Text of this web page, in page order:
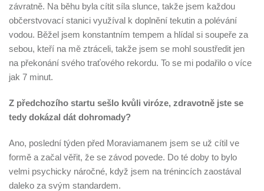
závratně. Na běhu byla cítit síla slunce, takže jsem každou
občerstvovací stanici využíval k doplnění tekutin a polévání
vodou. Běžel jsem konstantním tempem a hlídal si soupeře za
sebou, kteří na mě ztráceli, takže jsem se mohl soustředit jen
na překonání svého traťového rekordu. To se mi podařilo o více
jak 7 minut.
Z předchozího startu sešlo kvůli viróze, zdravotně jste se
tedy dokázal dát dohromady?
Ano, poslední týden před Moraviamanem jsem se už cítil ve
formě a začal věřit, že se závod povede. Do té doby to bylo
velmi psychicky náročné, když jsem na trénincích zaostával
daleko za svým standardem.